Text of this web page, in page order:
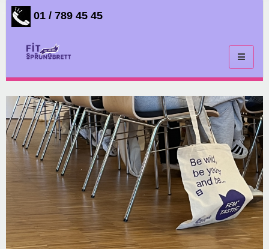
01 / 789 45 45
Toggle